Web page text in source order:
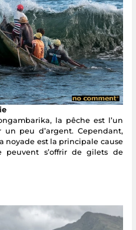
la pêche est l’un
un peu d’argent. Cependant,
noyade est la principale cause
s’offrir de gilets de